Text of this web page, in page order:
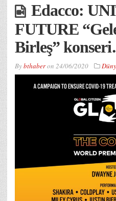
Edacco:
FUTURE
Birleş”
Bybthaberon 24/06/2020